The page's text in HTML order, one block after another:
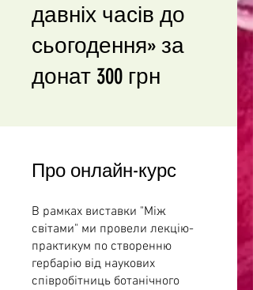
давніх часів до
сьогодення» за
донат 300 грн
Про онлайн-курс
В рамках виставки "Між
світами" ми провели лекцію-
практикум по створенню
гербарію від наукових
співробітниць ботанічного